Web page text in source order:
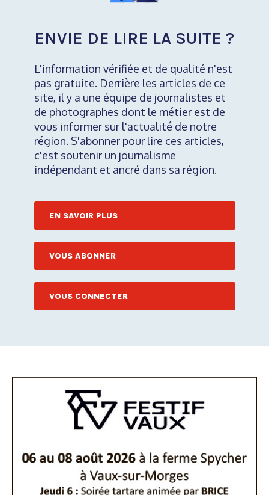
ENVIE DE LIRE LA SUITE ?
L'information vérifiée et de qualité n'est
pas gratuite. Derrière les articles de ce
site, il y a une équipe de journalistes et
de photographes dont le métier est de
vous informer sur l'actualité de notre
région. S'abonner pour lire ces articles,
c'est soutenir un journalisme
indépendant et ancré dans sa région.
EN SAVOIR PLUS
VOUS ABONNER
VOUS CONNECTER